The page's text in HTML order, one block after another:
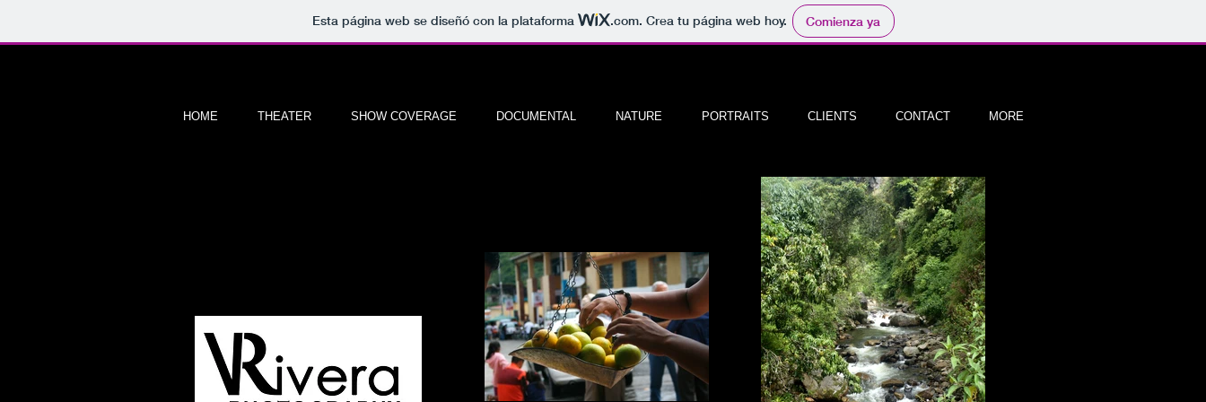
Esta página web se diseñó con la plataforma .com. Crea tu página web hoy. Comienza ya
HOME THEATER SHOW COVERAGE DOCUMENTAL NATURE PORTRAITS CLIENTS CONTACT MORE